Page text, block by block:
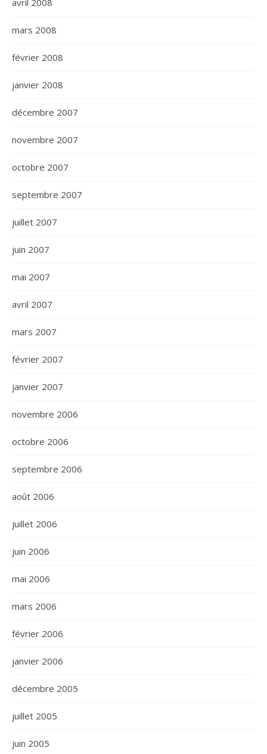
avril 2008
mars 2008
février 2008
janvier 2008
décembre 2007
novembre 2007
octobre 2007
septembre 2007
juillet 2007
juin 2007
mai 2007
avril 2007
mars 2007
février 2007
janvier 2007
novembre 2006
octobre 2006
septembre 2006
août 2006
juillet 2006
juin 2006
mai 2006
mars 2006
février 2006
janvier 2006
décembre 2005
juillet 2005
juin 2005